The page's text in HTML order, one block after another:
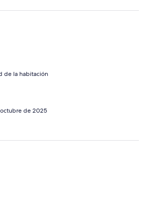
de la habitación
de 2025